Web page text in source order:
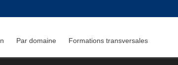
Par domaine Formations transversales